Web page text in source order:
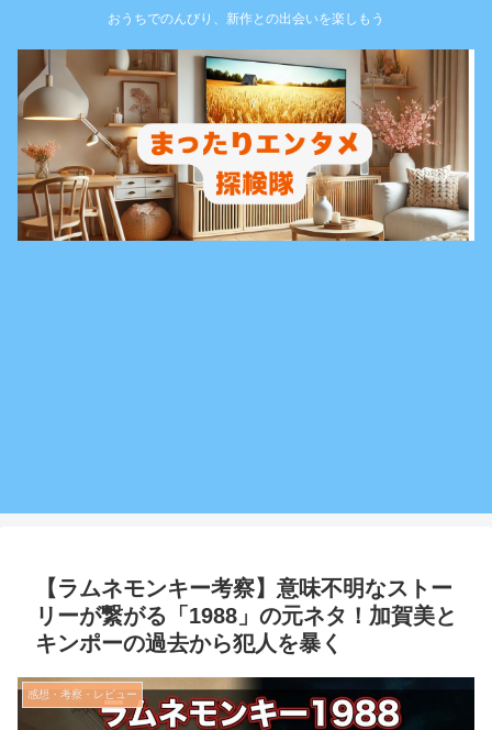
おうちでのんびり、新作との出会いを楽しもう
【ラムネモンキー考察】意味不明なストー
リーが繋がる「1988」の元ネタ！加賀美と
キンポーの過去から犯人を暴く
感想・考察・レビュー